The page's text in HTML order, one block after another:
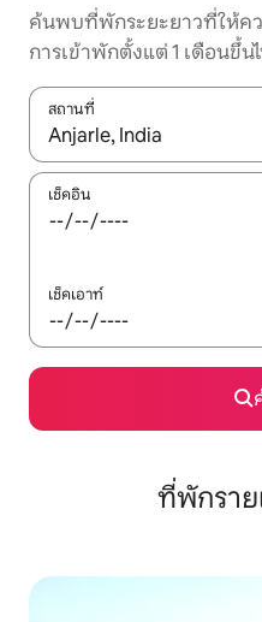
ค้นพบที่พักระยะยาวที่ให้ค
การเข้าพักตั้งแต่ 1 เดือนขึ้น
สถานที่
ใช้ลูกศรขึ้นลง หรือใช้การสัม
เช็คอิน
เช็คเอาท์
ที่พักราย